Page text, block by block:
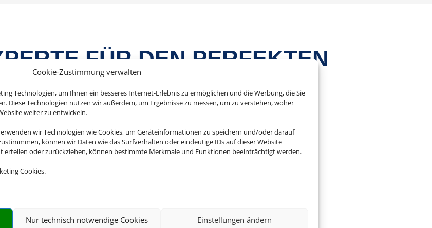
Cookie-Zustimmung verwalten
Technologien, um Ihnen ein besseres Internet-Erlebnis zu ermöglichen und die Werbung, die Sie
Diese Technologien nutzen wir außerdem, um Ergebnisse zu messen, um zu verstehen, woher
weiter zu entwickeln.
wir Technologien wie Cookies, um Geräteinformationen zu speichern und/oder darauf
können wir Daten wie das Surfverhalten oder eindeutige IDs auf dieser Website
erteilen oder zurückziehen, können bestimmte Merkmale und Funktionen beeinträchtigt werden.
Cookies.
Nur technisch notwendige Cookies Einstellungen ändern
FÜR DEN PERFEKTEN
MIT BAHNANREISE
zusammen und profitieren Sie dabei von maximaler Flexibilität. Die
für Ihren Urlaub finden Sie dabei bei uns.
 